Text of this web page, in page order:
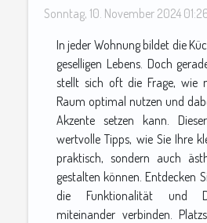
Sonntag, 10. November 2024
In jeder Wohnung bildet die
geselligen Lebens. Doch
stellt sich oft die Frage, wie
Raum optimal nutzen und
Akzente setzen kann.
wertvolle Tipps, wie Sie Ihre
praktisch, sondern auch
gestalten können. Entdecken
die Funktionalität und
miteinander verbinden.